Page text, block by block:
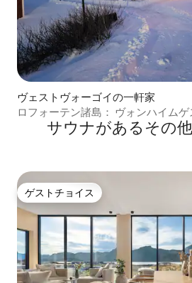
ヴェストヴォーゴイの一軒家
ロフォーテン諸島： ヴォンハイム
サウナがあるその
ゲストチョイス
ゲストチョイス